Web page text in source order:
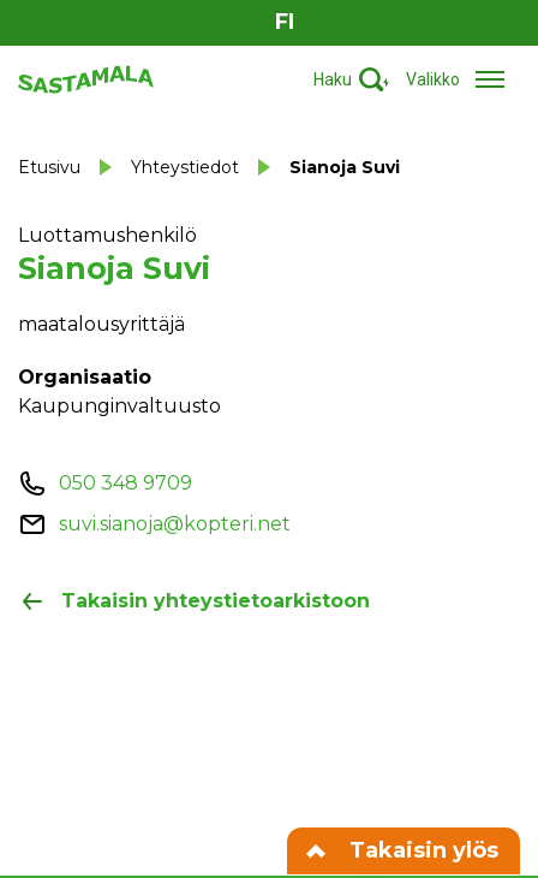
FI
Haku Valikko
Etusivu Yhteystiedot Sianoja Suvi
Luottamushenkilö
Sianoja Suvi
maatalousyrittäjä
Organisaatio
Kaupunginvaltuusto
050 348 9709
suvi.sianoja@kopteri.net
Takaisin yhteystietoarkistoon
Takaisin ylös